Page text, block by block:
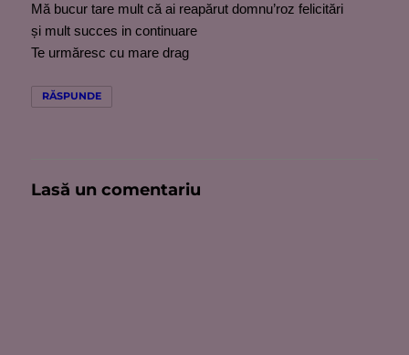
Mă bucur tare mult că ai reapărut domnu’roz felicitări
și mult succes in continuare
Te urmăresc cu mare drag
RĂSPUNDE
Lasă un comentariu